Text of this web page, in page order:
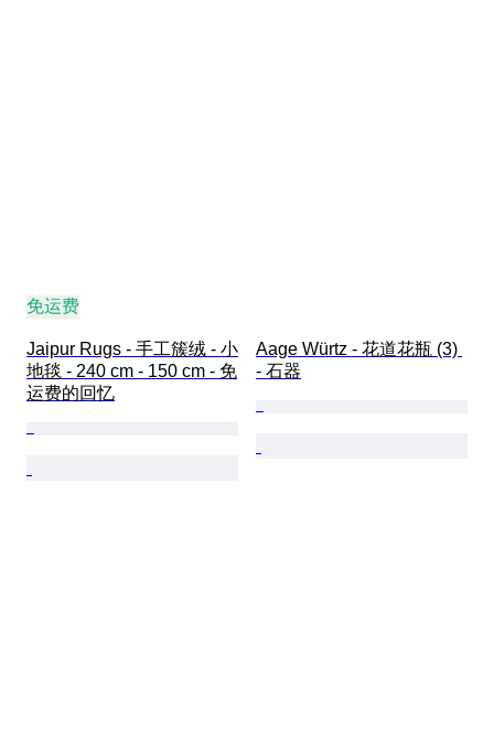
免运费
Jaipur Rugs - 手工簇绒 - 小
地毯 - 240 cm - 150 cm - 免
运费的回忆
Aage Würtz - 花道花瓶 (3)
- 石器